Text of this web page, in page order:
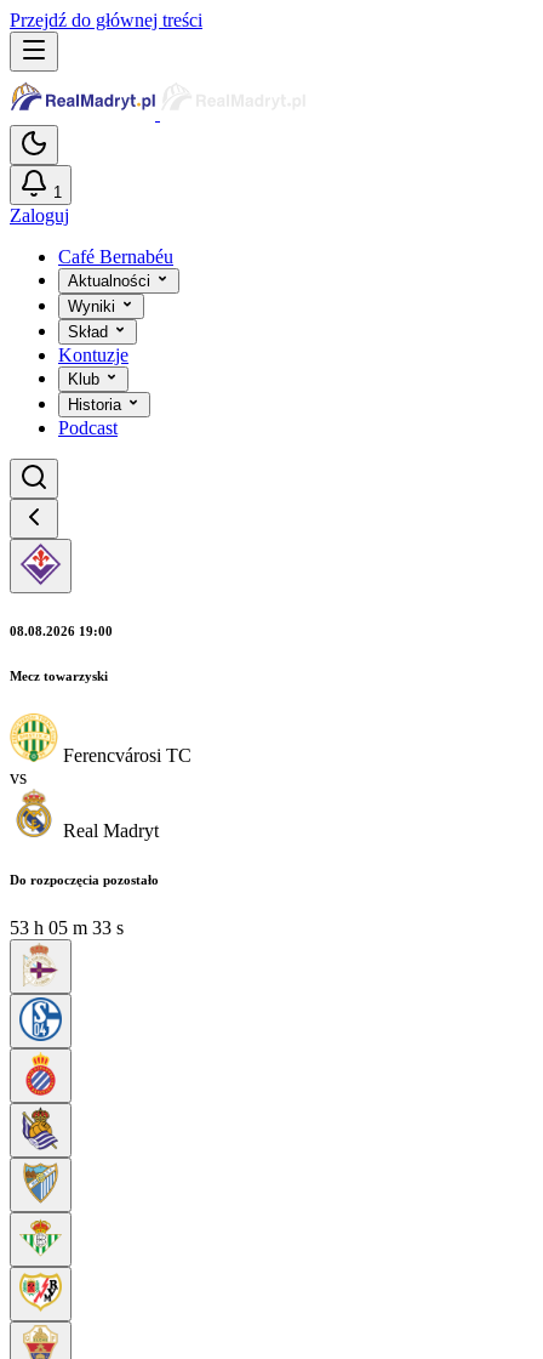
Przejdź do głównej treści
1
Zaloguj
Café Bernabéu
Aktualności
Wyniki
Skład
Kontuzje
Klub
Historia
Podcast
08.08.2026 19:00
Mecz towarzyski
Ferencvárosi TC
vs
Real Madryt
Do rozpoczęcia pozostało
53 h 05 m 31 s